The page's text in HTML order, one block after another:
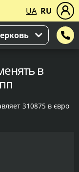
UA RU
в
310875 в євро